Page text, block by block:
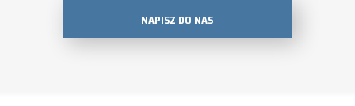
NAPISZ DO NAS